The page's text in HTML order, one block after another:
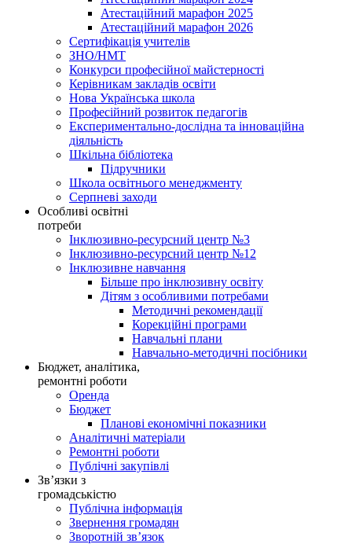
Атестаційний марафон 2025
Атестаційний марафон 2026
Сертифікація учителів
ЗНО/НМТ
Конкурси професійної майстерності
Керівникам закладів освіти
Нова Українська школа
Професійний розвиток педагогів
Експериментально-дослідна та інноваційна
діяльність
Шкільна бібліотека
Підручники
Школа освітнього менеджменту
Серпневі заходи
Особливі освітні
потреби
Інклюзивно-ресурсний центр №3
Інклюзивно-ресурсний центр №12
Інклюзивне навчання
Більше про інклюзивну освіту
Дітям з особливими потребами
Методичні рекомендації
Корекційні програми
Навчальні плани
Навчально-методичні посібники
Бюджет, аналітика,
ремонтні роботи
Оренда
Бюджет
Планові економічні показники
Аналітичні матеріали
Ремонтні роботи
Публічні закупівлі
Зв’язки з
громадськістю
Публічна інформація
Звернення громадян
Зворотній зв’язок